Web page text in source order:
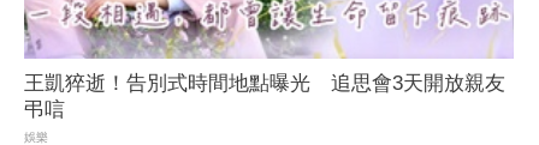
王凱猝逝！告別式時間地點曝光 追思會3天開放親友
弔唁
娛樂